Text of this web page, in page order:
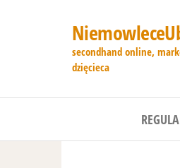
secondhand online,
dzięcieca